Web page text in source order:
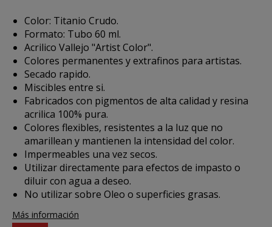
Color: Titanio Crudo.
Formato: Tubo 60 ml.
Acrilico Vallejo "Artist Color".
Colores permanentes y extrafinos para artistas.
Secado rapido.
Miscibles entre si.
Fabricados con pigmentos de alta calidad y resina
acrilica 100% pura.
Colores flexibles, resistentes a la luz que no
amarillean y mantienen la intensidad del color.
Impermeables una vez secos.
Utilizar directamente para efectos de impasto o
diluir con agua a deseo.
No utilizar sobre Oleo o superficies grasas.
Más información